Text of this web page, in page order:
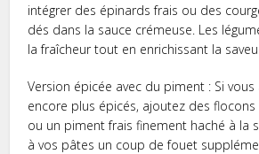
intégrer des épinards frais ou des
dés dans la sauce crémeuse. Les
la fraîcheur tout en enrichissant la
Version épicée avec du piment : Si
encore plus épicés, ajoutez des
ou un piment frais finement haché à la
à vos pâtes un coup de fouet